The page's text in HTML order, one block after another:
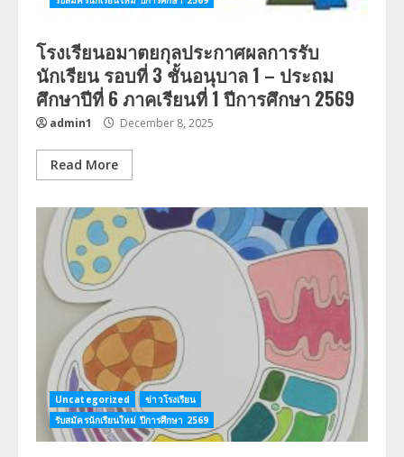
โรงเรียนอมาตยกุลประกาศผลการรับ
นักเรียน รอบที่ 3 ชั้นอนุบาล 1 – ประถม
ศึกษาปีที่ 6 ภาคเรียนที่ 1 ปีการศึกษา 2569
admin1 December 8, 2025
Read More
Uncategorized
ข่าวโรงเรียน
รับสมัครนักเรียนใหม่ ปีการศึกษา 2569